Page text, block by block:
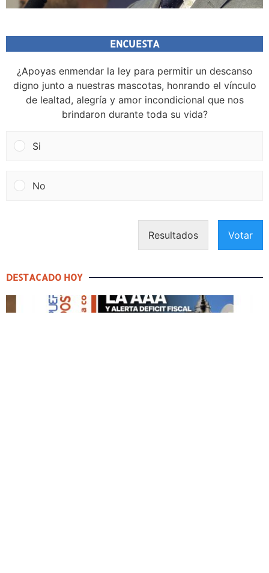
ENCUESTA
¿Apoyas enmendar la ley para permitir un descanso
digno junto a nuestras mascotas, honrando el vínculo
de lealtad, alegría y amor incondicional que nos
brindaron durante toda su vida?
Si
No
Resultados Votar
DESTACADO HOY